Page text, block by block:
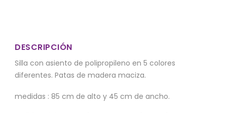
DESCRIPCIÓN
Silla con asiento de polipropileno en 5 colores
diferentes. Patas de madera maciza.
medidas : 85 cm de alto y 45 cm de ancho.